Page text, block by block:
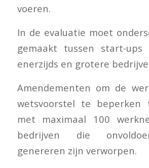
voeren.
In de evaluatie moet
gemaakt tussen start-ups
enerzijds en grotere
Amendementen om de
wetsvoorstel te beperken
met maximaal 100
bedrijven die
genereren zijn verworpen.